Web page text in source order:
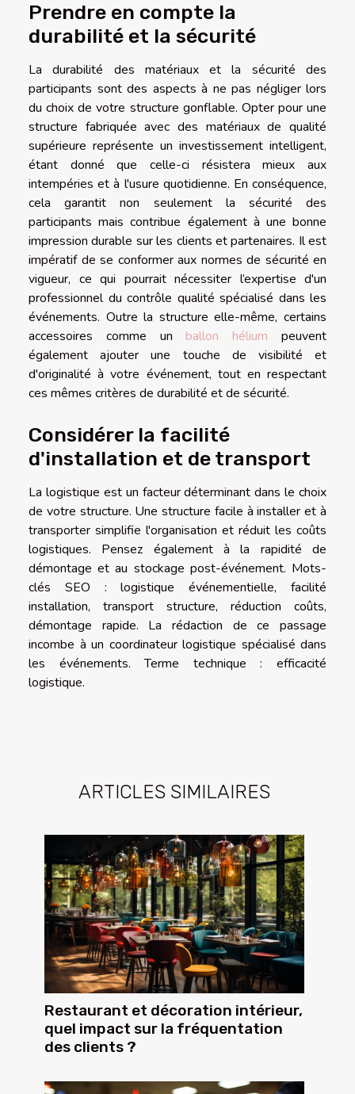
Prendre en compte la
durabilité et la sécurité
La durabilité des matériaux et la sécurité des
participants sont des aspects à ne pas négliger lors
du choix de votre structure gonflable. Opter pour une
structure fabriquée avec des matériaux de qualité
supérieure représente un investissement intelligent,
étant donné que celle-ci résistera mieux aux
intempéries et à l'usure quotidienne. En conséquence,
cela garantit non seulement la sécurité des
participants mais contribue également à une bonne
impression durable sur les clients et partenaires. Il est
impératif de se conformer aux normes de sécurité en
vigueur, ce qui pourrait nécessiter l’expertise d'un
professionnel du contrôle qualité spécialisé dans les
événements. Outre la structure elle-même, certains
accessoires comme un ballon hélium peuvent
également ajouter une touche de visibilité et
d'originalité à votre événement, tout en respectant
ces mêmes critères de durabilité et de sécurité.
Considérer la facilité
d'installation et de transport
La logistique est un facteur déterminant dans le choix
de votre structure. Une structure facile à installer et à
transporter simplifie l'organisation et réduit les coûts
logistiques. Pensez également à la rapidité de
démontage et au stockage post-événement. Mots-
clés SEO : logistique événementielle, facilité
installation, transport structure, réduction coûts,
démontage rapide. La rédaction de ce passage
incombe à un coordinateur logistique spécialisé dans
les événements. Terme technique : efficacité
logistique.
ARTICLES SIMILAIRES
Restaurant et décoration intérieur,
quel impact sur la fréquentation
des clients ?